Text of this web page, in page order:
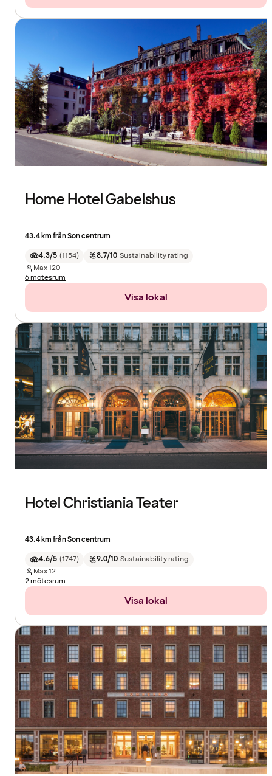
Home Hotel Gabelshus
43.4 km från Son centrum
4.3/5 (1154) 8.7/10 Sustainability rating
Max120
6 mötesrum
Visa lokal
Hotel Christiania Teater
43.4 km från Son centrum
4.6/5 (1747) 9.0/10 Sustainability rating
Max12
2 mötesrum
Visa lokal